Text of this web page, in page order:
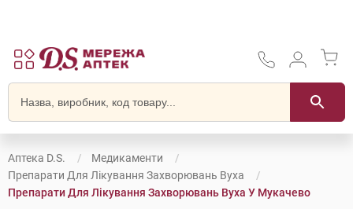
Аптека D.S.
Медикаменти
Препарати Для Лікування Захворювань Вуха
Препарати Для Лікування Захворювань Вуха У Мукачево